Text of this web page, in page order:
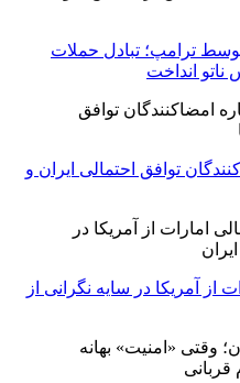
توسط ترامپ؛ تبادل حملات
انداخت
توافق احتمالی ایران و
آمریکا در سایه نگرانی از